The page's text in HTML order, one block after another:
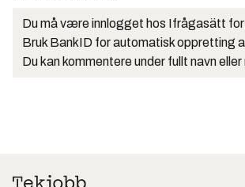
Du må være innlogget hos Ifrågasätt for
Bruk BankID for automatisk oppretting
Du kan kommentere under fullt navn